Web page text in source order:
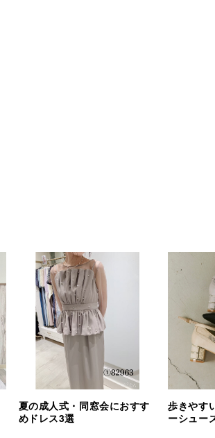
夏の成人式・同窓会におすす
めドレス3選
歩きやす
ーシュー